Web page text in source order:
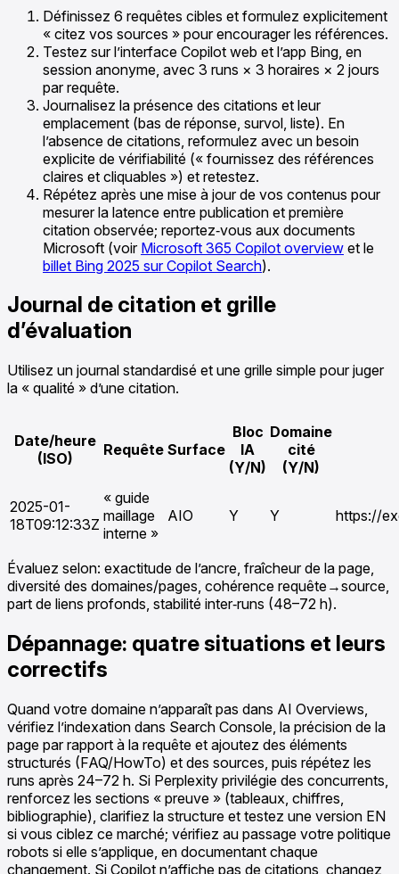
Définissez 6 requêtes cibles et formulez explicitement
« citez vos sources » pour encourager les références.
Testez sur l’interface Copilot web et l’app Bing, en
session anonyme, avec 3 runs × 3 horaires × 2 jours
par requête.
Journalisez la présence des citations et leur
emplacement (bas de réponse, survol, liste). En
l’absence de citations, reformulez avec un besoin
explicite de vérifiabilité (« fournissez des références
claires et cliquables ») et retestez.
Répétez après une mise à jour de vos contenus pour
mesurer la latence entre publication et première
citation observée; reportez‑vous aux documents
Microsoft (voir Microsoft 365 Copilot overview et le
billet Bing 2025 sur Copilot Search).
Journal de citation et grille
d’évaluation
Utilisez un journal standardisé et une grille simple pour juger
la « qualité » d’une citation.
Date/heure
(ISO)
Requête Surface
Bloc
IA
(Y/N)
Domaine
cité
(Y/N)
2025-01-
18T09:12:33Z
« guide
maillage
interne »
AIO Y Y https://
Évaluez selon: exactitude de l’ancre, fraîcheur de la page,
diversité des domaines/pages, cohérence requête→source,
part de liens profonds, stabilité inter‑runs (48–72 h).
Dépannage: quatre situations et leurs
correctifs
Quand votre domaine n’apparaît pas dans AI Overviews,
vérifiez l’indexation dans Search Console, la précision de la
page par rapport à la requête et ajoutez des éléments
structurés (FAQ/HowTo) et des sources, puis répétez les
runs après 24–72 h. Si Perplexity privilégie des concurrents,
renforcez les sections « preuve » (tableaux, chiffres,
bibliographie), clarifiez la structure et testez une version EN
si vous ciblez ce marché; vérifiez au passage votre politique
robots si elle s’applique, en documentant chaque
changement. Si Copilot n’affiche pas de citations, changez